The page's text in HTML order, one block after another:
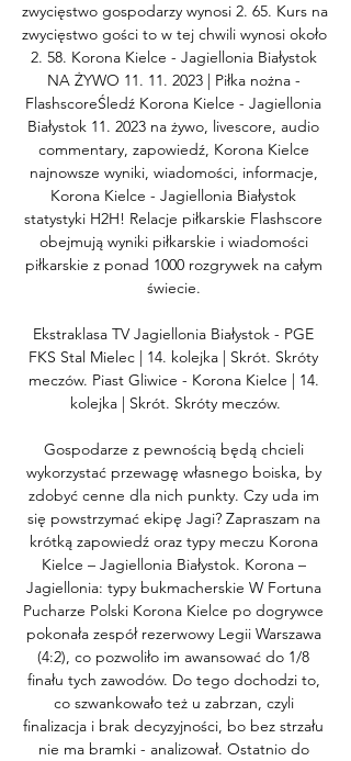
zwycięstwo gospodarzy wynosi 2. 65. Kurs na
zwycięstwo gości to w tej chwili wynosi około
2. 58. Korona Kielce - Jagiellonia Białystok
NA ŻYWO 11. 11. 2023 | Piłka nożna -
FlashscoreŚledź Korona Kielce - Jagiellonia
Białystok 11. 2023 na żywo, livescore, audio
commentary, zapowiedź, Korona Kielce
najnowsze wyniki, wiadomości, informacje,
Korona Kielce - Jagiellonia Białystok
statystyki H2H! Relacje piłkarskie Flashscore
obejmują wyniki piłkarskie i wiadomości
piłkarskie z ponad 1000 rozgrywek na całym
świecie.
Ekstraklasa TV Jagiellonia Białystok - PGE
FKS Stal Mielec | 14. kolejka | Skrót. Skróty
meczów. Piast Gliwice - Korona Kielce | 14.
kolejka | Skrót. Skróty meczów.
Gospodarze z pewnością będą chcieli
wykorzystać przewagę własnego boiska, by
zdobyć cenne dla nich punkty. Czy uda im
się powstrzymać ekipę Jagi? Zapraszam na
krótką zapowiedź oraz typy meczu Korona
Kielce – Jagiellonia Białystok. Korona –
Jagiellonia: typy bukmacherskie W Fortuna
Pucharze Polski Korona Kielce po dogrywce
pokonała zespół rezerwowy Legii Warszawa
(4:2), co pozwoliło im awansować do 1/8
finału tych zawodów. Do tego dochodzi to,
co szwankowało też u zabrzan, czyli
finalizacja i brak decyzyjności, bo bez strzału
nie ma bramki - analizował. Ostatnio do